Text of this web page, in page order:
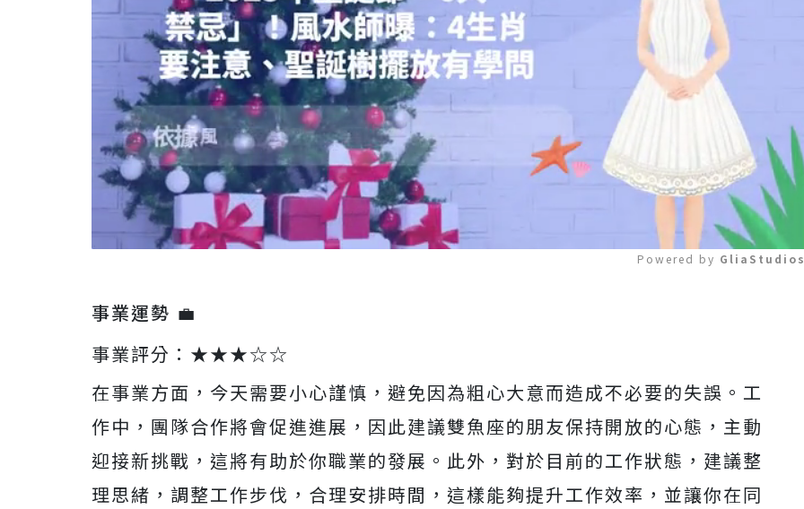
Powered by
事業運勢 💼
事業評分：★★★☆☆
在事業方面，今天需要小心謹慎，避免因為粗心大意而造成不必要的失誤。工
作中，團隊合作將會促進進展，因此建議雙魚座的朋友保持開放的心態，主動
迎接新挑戰，這將有助於你職業的發展。此外，對於目前的工作狀態，建議整
理思緒，調整工作步伐，合理安排時間，這樣能夠提升工作效率，並讓你在同